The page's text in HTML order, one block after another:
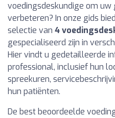
voedingsdeskundige om uw
verbeteren? In onze gids
selectie van 4
gespecialiseerd zijn in
Hier vindt u gedetailleerde
professional, inclusief hun
spreekuren,
hun patiënten.
De best beoordeelde